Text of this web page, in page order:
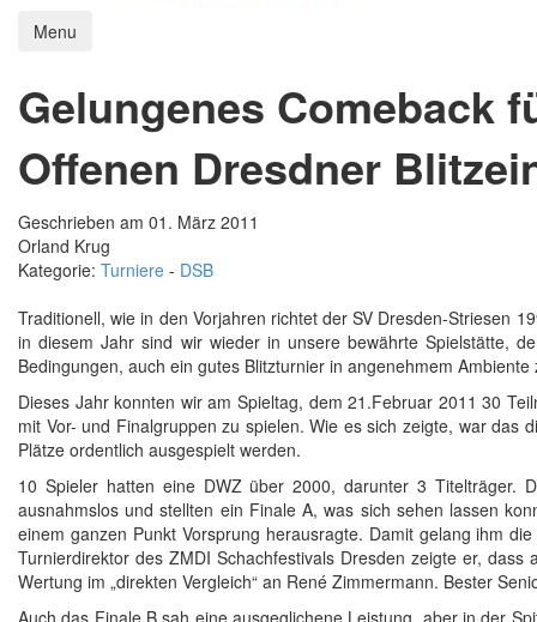
Menu
Gelungenes Comeback
Offenen Dresdner
Geschrieben am 01. März 2011
Orland Krug
Kategorie: Turniere - DSB
Traditionell, wie in den Vorjahren richtet der SV Dresden-Striesen
in diesem Jahr sind wir wieder in unsere bewährte Spielstätte,
Bedingungen, auch ein gutes Blitzturnier in angenehmem
Dieses Jahr konnten wir am Spieltag, dem 21.Februar 2011 30
mit Vor- und Finalgruppen zu spielen. Wie es sich zeigte, war
Plätze ordentlich ausgespielt werden.
10 Spieler hatten eine DWZ über 2000, darunter 3 Titelträger.
ausnahmslos und stellten ein Finale A, was sich sehen lassen
einem ganzen Punkt Vorsprung herausragte. Damit gelang ihm
Turnierdirektor des ZMDI Schachfestivals Dresden zeigte er,
Wertung im „direkten Vergleich“ an René Zimmermann. Bester
Auch das Finale B sah eine ausgeglichene Leistung, aber in der